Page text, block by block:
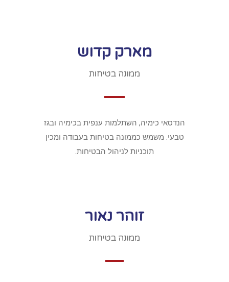
מארק קדוש
ממונה בטיחות
הנדסאי כימיה, השתלמות ענפית בכימיה ובגז
טבעי. משמש כממונה בטיחות בעבודה ומכין
תוכניות לניהול הבטיחות.
זוהר נאור
ממונה בטיחות